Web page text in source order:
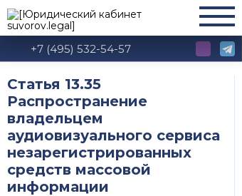
+7 (495) 532-54-57
Статья 13.35
Распространение
владельцем
аудиовизуального сервиса
незарегистрированных
средств массовой
информации